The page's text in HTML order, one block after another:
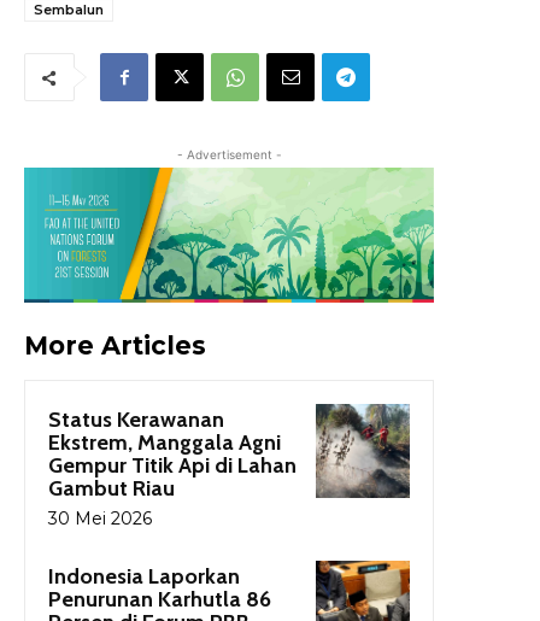
Sembalun
- Advertisement -
More Articles
Status Kerawanan
Ekstrem, Manggala Agni
Gempur Titik Api di Lahan
Gambut Riau
30 Mei 2026
Indonesia Laporkan
Penurunan Karhutla 86